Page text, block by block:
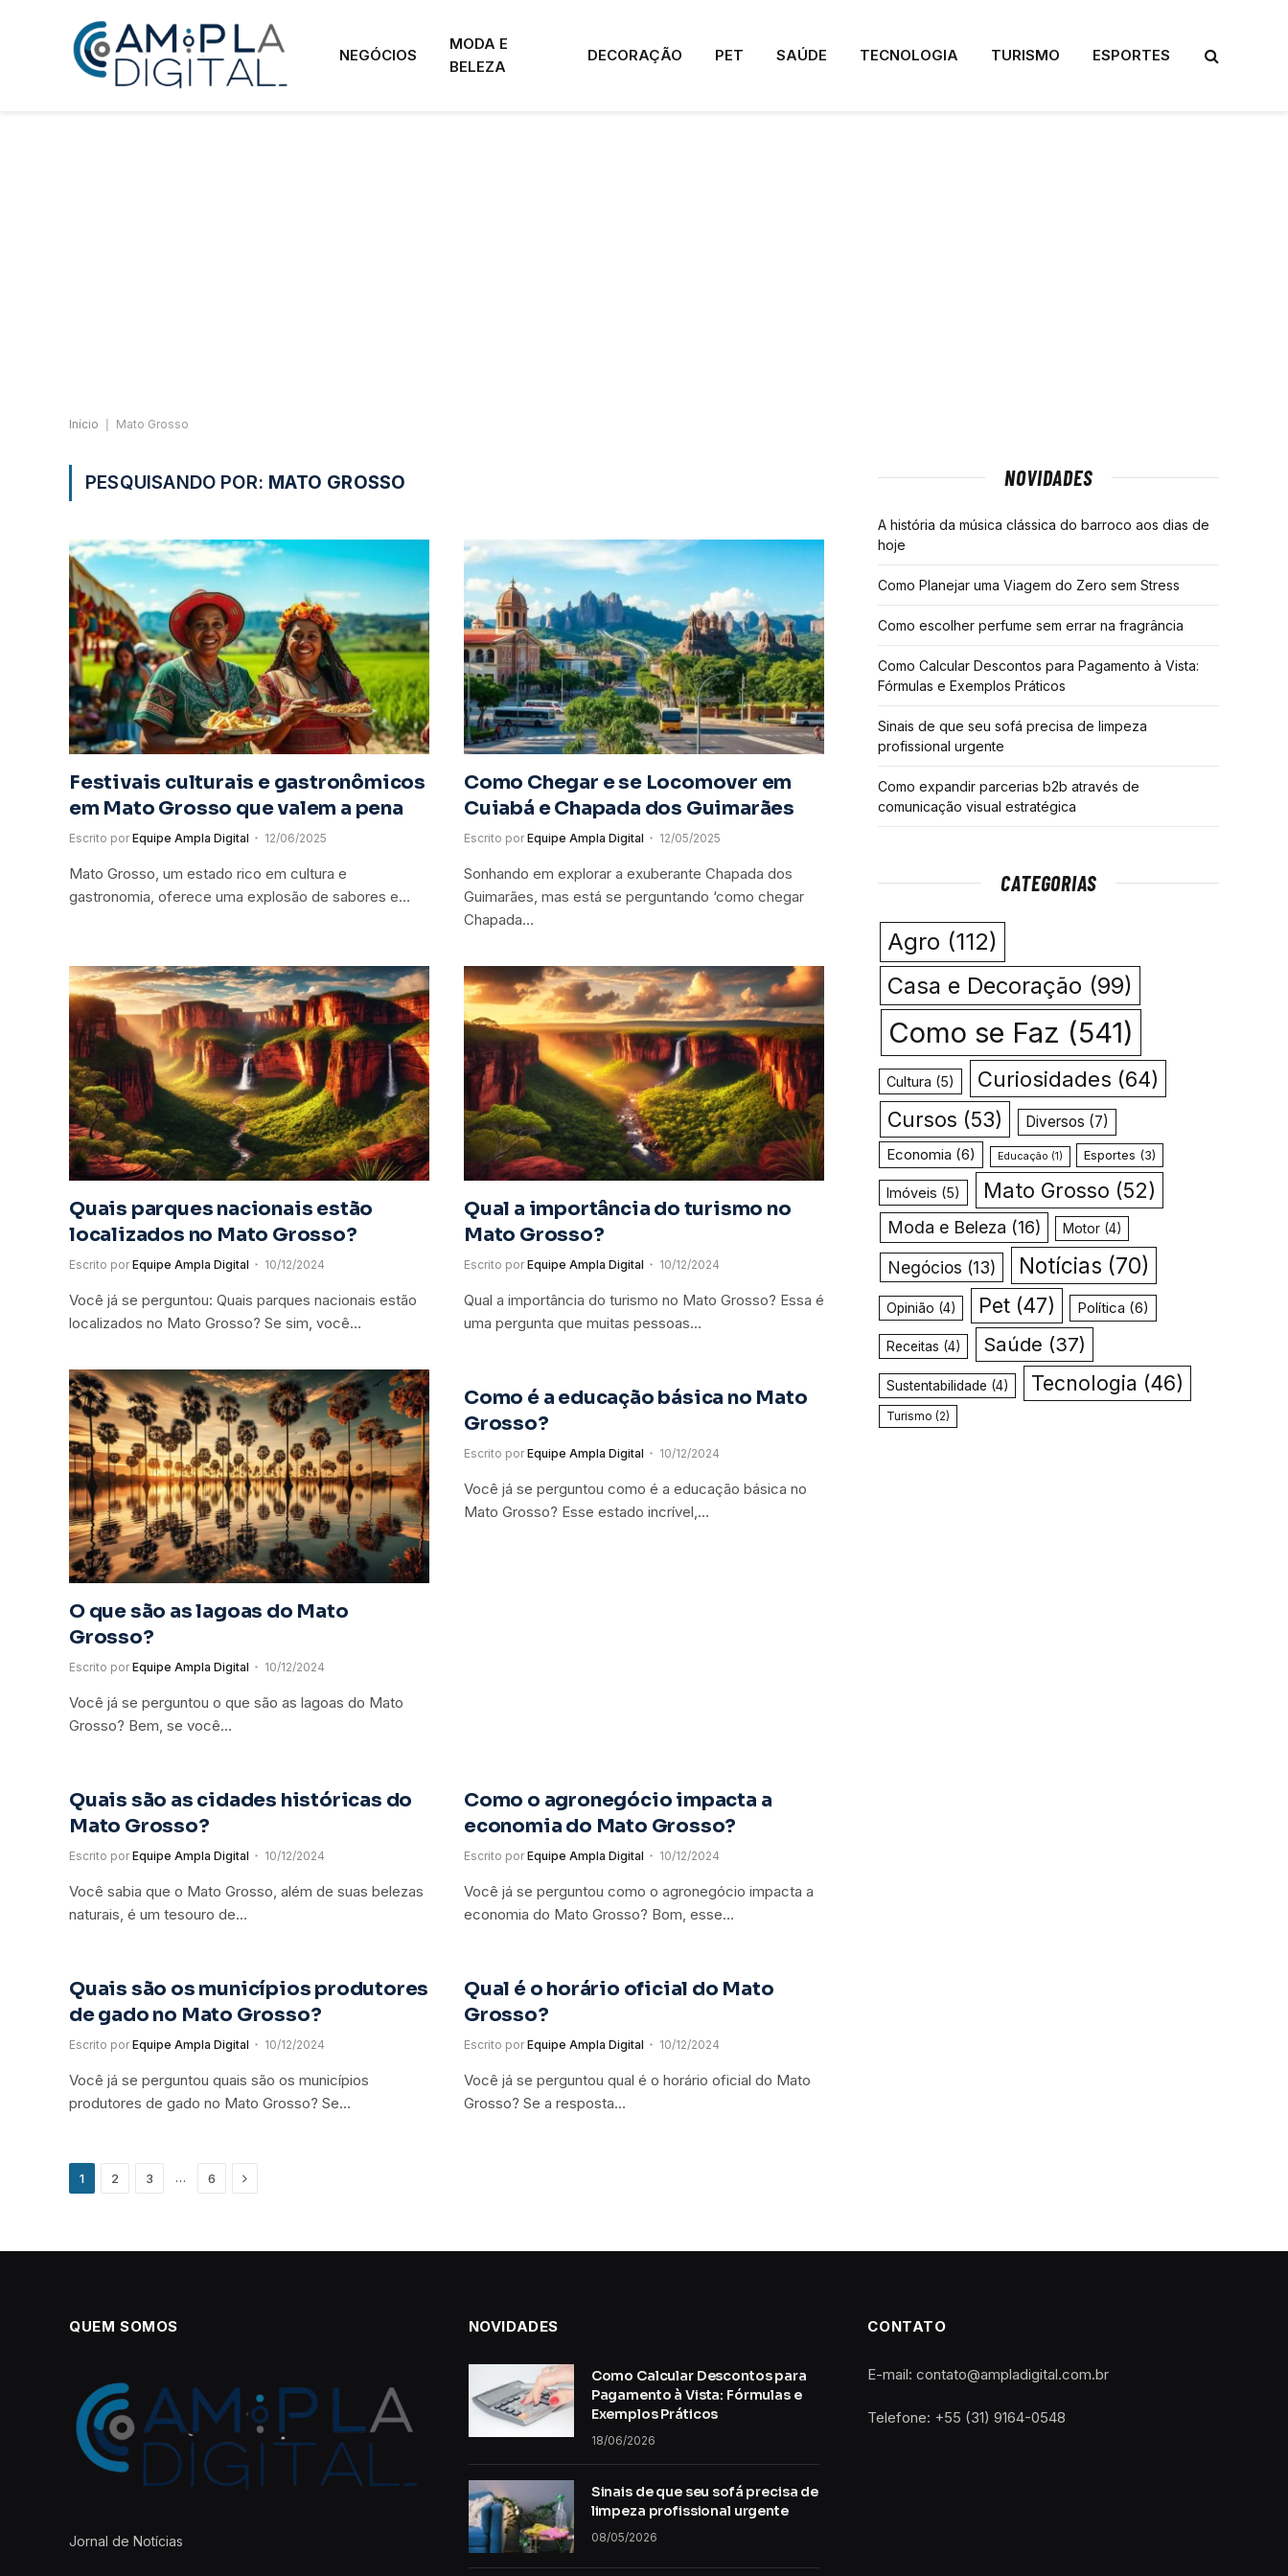
NEGÓCIOS
MODA E
BELEZA
DECORAÇÃO PET SAÚDE TECNOLOGIA TURISMO ESPORTES
Início Mato Grosso
PESQUISANDO POR: MATO GROSSO
Festivais culturais e gastronômicos
em Mato Grosso que valem a pena
Escrito por Equipe Ampla Digital 12/06/2025
Mato Grosso, um estado rico em cultura e
gastronomia, oferece uma explosão de sabores e…
Como Chegar e se Locomover em
Cuiabá e Chapada dos Guimarães
Escrito por Equipe Ampla Digital 12/05/2025
Sonhando em explorar a exuberante Chapada dos
Guimarães, mas está se perguntando ‘como chegar
Chapada…
Quais parques nacionais estão
localizados no Mato Grosso?
Escrito por Equipe Ampla Digital 10/12/2024
Você já se perguntou: Quais parques nacionais estão
localizados no Mato Grosso? Se sim, você…
Qual a importância do turismo no
Mato Grosso?
Escrito por Equipe Ampla Digital 10/12/2024
Qual a importância do turismo no Mato Grosso? Essa é
uma pergunta que muitas pessoas…
O que são as lagoas do Mato
Grosso?
Escrito por Equipe Ampla Digital 10/12/2024
Você já se perguntou o que são as lagoas do Mato
Grosso? Bem, se você…
Como é a educação básica no Mato
Grosso?
Escrito por Equipe Ampla Digital 10/12/2024
Você já se perguntou como é a educação básica no
Mato Grosso? Esse estado incrível,…
Quais são as cidades históricas do
Mato Grosso?
Escrito por Equipe Ampla Digital 10/12/2024
Você sabia que o Mato Grosso, além de suas belezas
naturais, é um tesouro de…
Como o agronegócio impacta a
economia do Mato Grosso?
Escrito por Equipe Ampla Digital 10/12/2024
Você já se perguntou como o agronegócio impacta a
economia do Mato Grosso? Bom, esse…
Quais são os municípios produtores
de gado no Mato Grosso?
Escrito por Equipe Ampla Digital 10/12/2024
Você já se perguntou quais são os municípios
produtores de gado no Mato Grosso? Se…
Qual é o horário oficial do Mato
Grosso?
Escrito por Equipe Ampla Digital 10/12/2024
Você já se perguntou qual é o horário oficial do Mato
Grosso? Se a resposta…
1 2 3 … 6 Next
NOVIDADES
A história da música clássica do barroco aos dias de
hoje
Como Planejar uma Viagem do Zero sem Stress
Como escolher perfume sem errar na fragrância
Como Calcular Descontos para Pagamento à Vista:
Fórmulas e Exemplos Práticos
Sinais de que seu sofá precisa de limpeza
profissional urgente
Como expandir parcerias b2b através de
comunicação visual estratégica
CATEGORIAS
Agro (112)
Casa e Decoração (99)
Como se Faz (541)
Cultura (5) Curiosidades (64)
Cursos (53) Diversos (7)
Economia (6) Educação (1) Esportes (3)
Imóveis (5) Mato Grosso (52)
Moda e Beleza (16) Motor(4)
Negócios (13) Notícias (70)
Opinião (4) Pet(47) Política (6)
Receitas (4) Saúde (37)
Sustentabilidade (4) Tecnologia (46)
Turismo (2)
QUEM SOMOS
Jornal de Notícias
NOVIDADES
Como Calcular Descontos para
Pagamento à Vista: Fórmulas e
Exemplos Práticos
18/06/2026
Sinais de que seu sofá precisa de
limpeza profissional urgente
08/05/2026
CONTATO
E-mail: contato@ampladigital.com.br
Telefone: +55 (31) 9164-0548